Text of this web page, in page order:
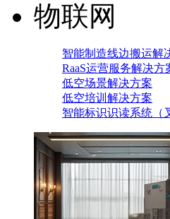
物联网
智能制造线边搬运解
RaaS运营服务解决方
低空场景解决方案
低空培训解决方案
智能标识识读系统（